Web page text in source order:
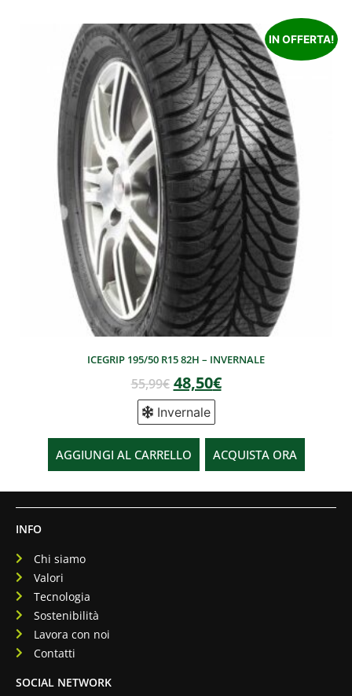
IN OFFERTA!
ICEGRIP 195/50 R15 82H – INVERNALE
55,99€ 48,50€
Invernale
AGGIUNGI AL CARRELLO ACQUISTA ORA
INFO
Chi siamo
Valori
Tecnologia
Sostenibilità
Lavora con noi
Contatti
SOCIAL NETWORK